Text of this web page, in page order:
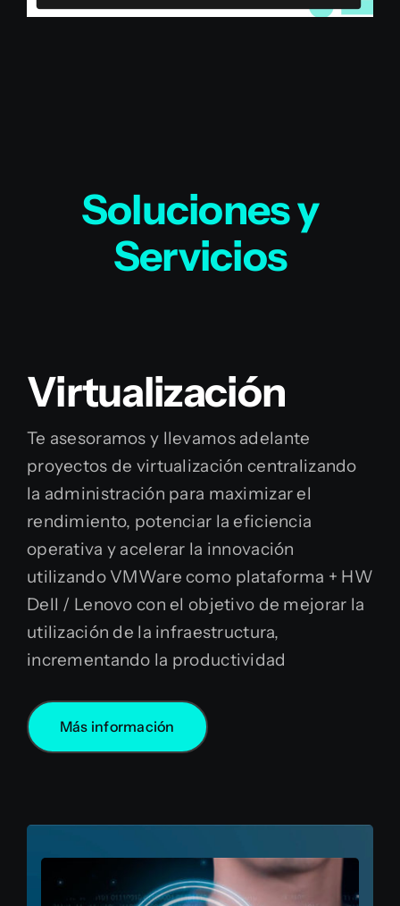
Soluciones y
Servicios
Virtualización
Te asesoramos y llevamos adelante
proyectos de virtualización centralizando
la administración para maximizar el
rendimiento, potenciar la eficiencia
operativa y acelerar la innovación
utilizando VMWare como plataforma + HW
Dell / Lenovo con el objetivo de mejorar la
utilización de la infraestructura,
incrementando la productividad
Más información